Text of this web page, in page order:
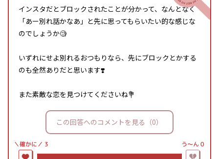
インスタだとブロックされたことが分かって、なんとなく
「あー別れ話かなあ」と先に思ってもらいたい的な感じな
のでしょうか🧐
いずれにせよ別れるおつもりなら、先にブロックとかする
のも全然ありだと思います❣️
また素敵な恋を見つけてくださいね💐
この回答へのコメントを見る（0）
＼確かに／ 3 う〜ん0